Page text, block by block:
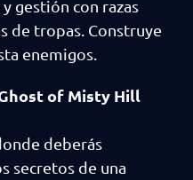
gestión con razas
de tropas. Construye
enemigos.
of Misty Hill
deberás
secretos de una